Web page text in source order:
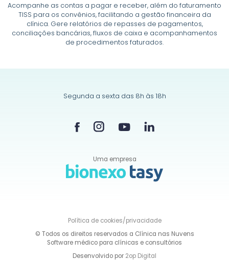
Acompanhe as contas a pagar e receber, além do faturamento
TISS para os convênios, facilitando a gestão financeira da
clínica. Gere relatórios de repasses de pagamentos,
conciliações bancárias, fluxos de caixa e acompanhamentos
de procedimentos faturados.
Segunda a sexta das 8h às 18h
Uma empresa
Política decookies/privacidade
© Todos os direitos reservados a Clínica nas Nuvens
Software médico para clínicas e consultórios
Desenvolvido por 2op Digital